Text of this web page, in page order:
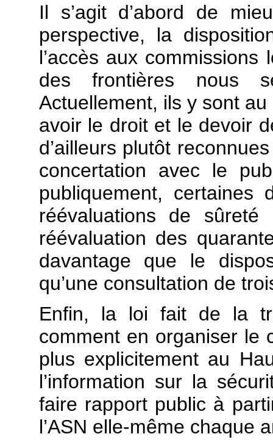
Il s’agit d’abord de
perspective, la
l’accès aux commissions
des frontières nous
Actuellement, ils y sont
avoir le droit et le devoir
d’ailleurs plutôt
concertation avec le
publiquement, certaines
réévaluations de
réévaluation des
davantage que le
qu’une consultation de
Enfin, la loi fait de la
comment en organiser le
plus explicitement au
l’information sur la
faire rapport public à
l’ASN elle-même chaque